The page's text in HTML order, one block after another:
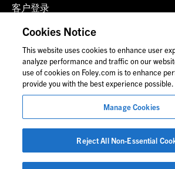
客户登录
诈骗预警
联系我们
© 2026 福里尔·拉德纳律师事务所
律师广告
图片中的人物可能并非福莱公司员工。
Cookies Notice
This website uses cookies to enhance user
analyze performance and traffic on our
use of cookies on Foley.com is to enhance
provide you with the best experience possible.
Manage Cookies
Reject All Non-Essential